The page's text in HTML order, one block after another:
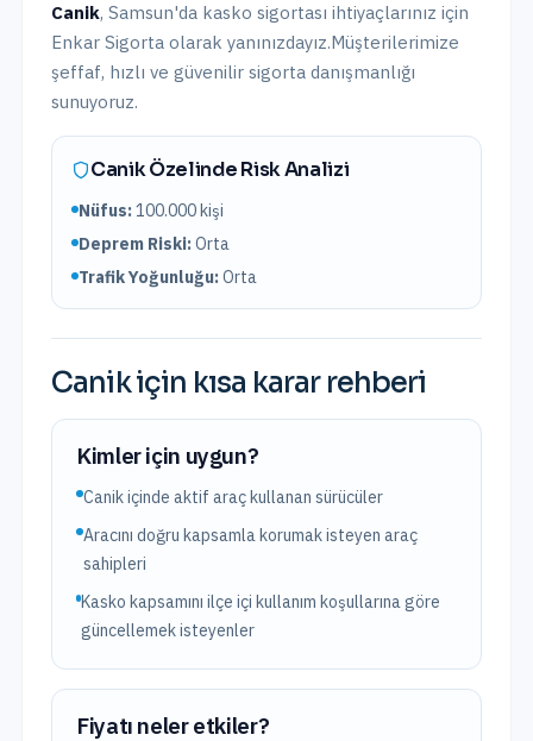
Canik, Samsun'da kasko sigortası ihtiyaçlarınız için
Enkar Sigorta olarak yanınızdayız.Müşterilerimize
şeffaf, hızlı ve güvenilir sigorta danışmanlığı
sunuyoruz.
CanikÖzelinde Risk Analizi
Nüfus:100.000kişi
Deprem Riski:Orta
Trafik Yoğunluğu:Orta
Canikiçin kısa karar rehberi
Kimler için uygun?
Canik içinde aktif araç kullanan sürücüler
Aracını doğru kapsamla korumak isteyen araç
sahipleri
Kasko kapsamını ilçe içi kullanım koşullarına göre
güncellemek isteyenler
Fiyatı neler etkiler?